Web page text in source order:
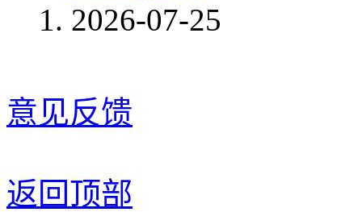
2026-07-25
意见反馈
返回顶部